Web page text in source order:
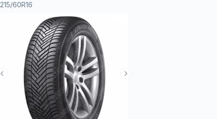
215/60R16
Next Slide
Previous Slide